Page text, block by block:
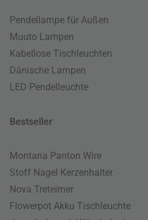
Pendellampe für Außen
Muuto Lampen
Kabellose Tischleuchten
Dänische Lampen
LED Pendelleuchte
Bestseller
Montana Panton Wire
Stoff Nagel Kerzenhalter
Nova Treteimer
Flowerpot Akku Tischleuchte